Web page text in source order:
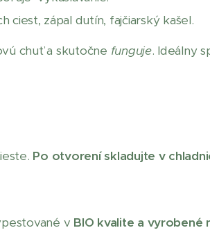
ciest, zápal dutín, fajčiarský kašel.
chuť a skutočne funguje. Ideálny
Po otvorení skladujte v
v BIO kvalite a vyrobené